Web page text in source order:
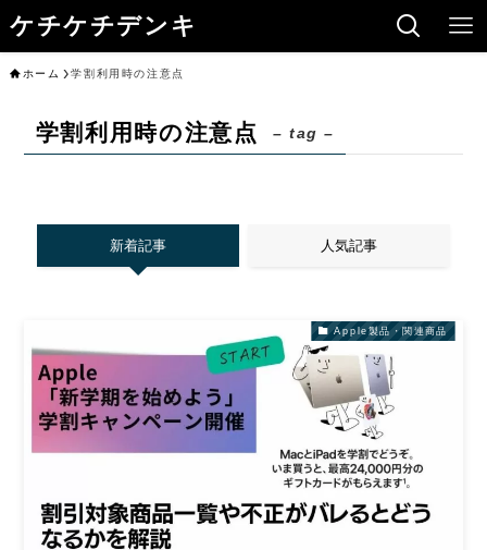
ケチケチデンキ
ホーム 学割利用時の注意点
学割利用時の注意点 – tag –
新着記事 人気記事
Apple製品・関連商品